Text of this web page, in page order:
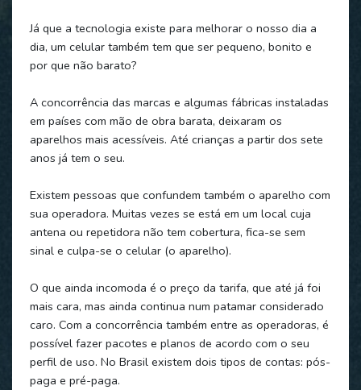
Já que a tecnologia existe para melhorar o nosso dia a
dia, um celular também tem que ser pequeno, bonito e
por que não barato?
A concorrência das marcas e algumas fábricas instaladas
em países com mão de obra barata, deixaram os
aparelhos mais acessíveis. Até crianças a partir dos sete
anos já tem o seu.
Existem pessoas que confundem também o aparelho com
sua operadora. Muitas vezes se está em um local cuja
antena ou repetidora não tem cobertura, fica-se sem
sinal e culpa-se o celular (o aparelho).
O que ainda incomoda é o preço da tarifa, que até já foi
mais cara, mas ainda continua num patamar considerado
caro. Com a concorrência também entre as operadoras, é
possível fazer pacotes e planos de acordo com o seu
perfil de uso. No Brasil existem dois tipos de contas: pós-
paga e pré-paga.